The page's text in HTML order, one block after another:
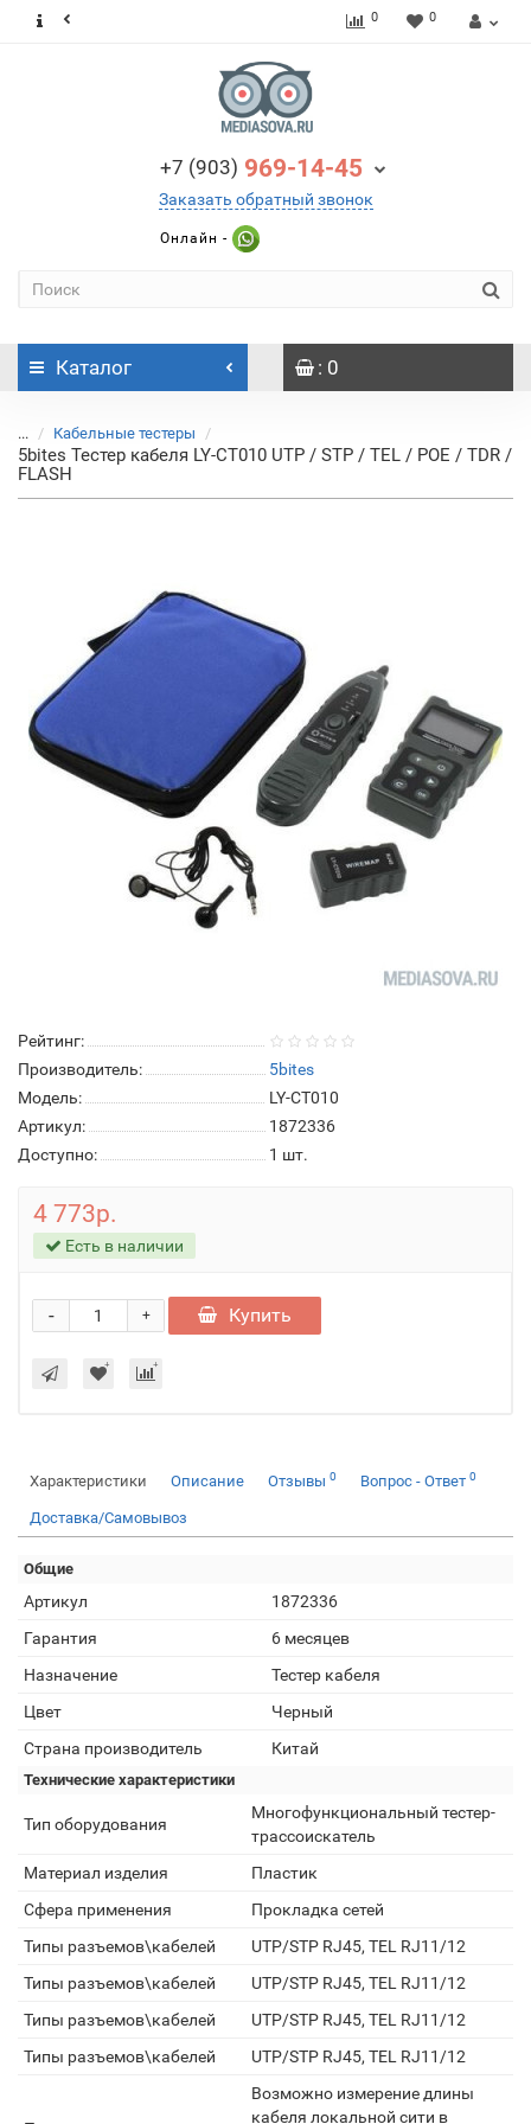
0 0
+7 (903) 969-14-45
Заказать обратный звонок
Онлайн -
Каталог : 0
... Кабельные тестеры
5bites Тестер кабеля LY-CT010 UTP / STP / TEL / POE / TDR /
FLASH
Рейтинг:
Производитель:
5bites
Модель:
LY-CT010
Артикул:
1872336
Доступно:
1 шт.
4 773р.
Есть в наличии
+
- Купить
Характеристики Описание Отзывы 0 Вопрос - Ответ 0
Доставка/Самовывоз
Общие
Артикул
1872336
Гарантия
6 месяцев
Назначение
Тестер кабеля
Цвет
Черный
Страна производитель
Китай
Технические характеристики
Тип оборудования
Многофункциональный тестер-
трассоискатель
Материал изделия
Пластик
Сфера применения
Прокладка сетей
Типы разъемов\кабелей
UTP/STP RJ45, TEL RJ11/12
Типы разъемов\кабелей
UTP/STP RJ45, TEL RJ11/12
Типы разъемов\кабелей
UTP/STP RJ45, TEL RJ11/12
Типы разъемов\кабелей
UTP/STP RJ45, TEL RJ11/12
Возможно измерение длины
кабеля локальной сити в